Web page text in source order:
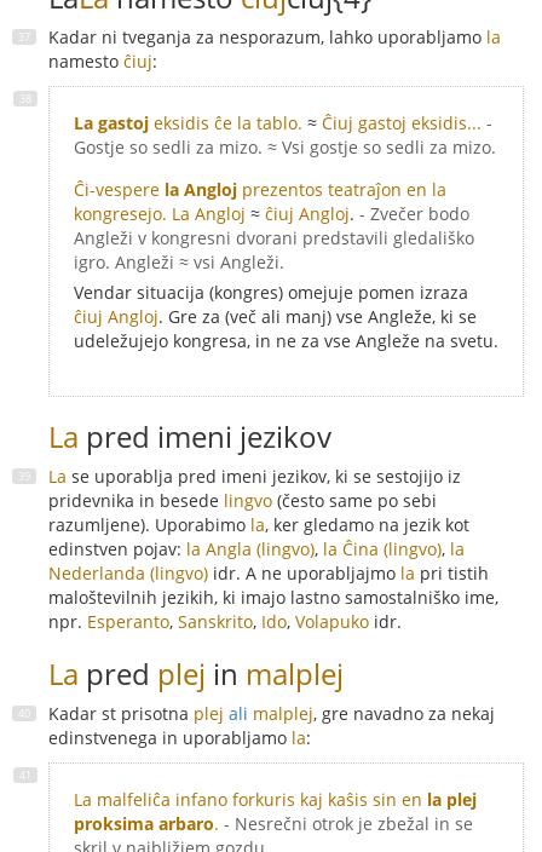
Kadar ni tveganja za nesporazum, lahko uporabljamo la
namesto ĉiuj:
La gastoj eksidis ĉe la tablo. ≈ Ĉiuj gastoj eksidis... -
Gostje so sedli za mizo. ≈ Vsi gostje so sedli za mizo.
Ĉi-vespere la Angloj prezentos teatraĵon en la
kongresejo. La Angloj ≈ ĉiuj Angloj. - Zvečer bodo
Angleži v kongresni dvorani predstavili gledališko
igro. Angleži ≈ vsi Angleži.
Vendar situacija (kongres) omejuje pomen izraza
ĉiuj Angloj. Gre za (več ali manj) vse Angleže, ki se
udeležujejo kongresa, in ne za vse Angleže na svetu.
La pred imeni jezikov
La se uporablja pred imeni jezikov, ki se sestojijo iz
pridevnika in besede lingvo (često same po sebi
razumljene). Uporabimo la, ker gledamo na jezik kot
edinstven pojav: la Angla (lingvo), la Ĉina (lingvo), la
Nederlanda (lingvo) idr. A ne uporabljajmo la pri tistih
maloštevilnih jezikih, ki imajo lastno samostalniško ime,
npr. Esperanto, Sanskrito, Ido, Volapuko idr.
La pred plej in malplej
Kadar st prisotna plej ali malplej, gre navadno za nekaj
edinstvenega in uporabljamo la:
La malfeliĉa infano forkuris kaj kaŝis sin en la plej
proksima arbaro. - Nesrečni otrok je zbežal in se